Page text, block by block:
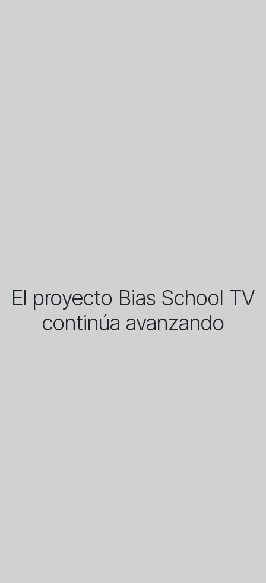
El proyecto Bias School TV
continúa avanzando